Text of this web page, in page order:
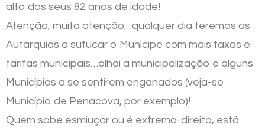
alto dos seus 82 anos de idade!
Atenção, muita atenção…qualquer dia teremos as
Autarquias a sufucar o Munícipe com mais taxas e
tarifas municipais…olhai a municipalização e alguns
Municípios a se sentirem enganados (veja-se
Município de Penacova, por exemplo)!
Quem sabe esmiuçar ou é extrema-direita, está